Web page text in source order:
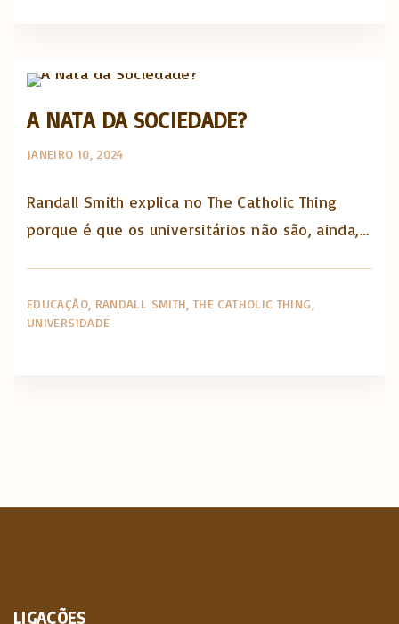
A NATA DA SOCIEDADE?
JANEIRO 10, 2024
Randall Smith explica no The Catholic Thing
porque é que os universitários não são, ainda,…
EDUCAÇÃO RANDALL SMITH THE CATHOLIC THING
UNIVERSIDADE
LIGAÇÕES